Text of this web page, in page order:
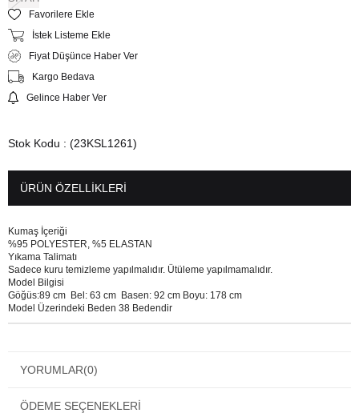
Favorilere Ekle
İstek Listeme Ekle
Fiyat Düşünce Haber Ver
Kargo Bedava
Gelince Haber Ver
Stok Kodu (23KSL1261)
ÜRÜN ÖZELLIKLERI
Kumaş İçeriği
%95 POLYESTER, %5 ELASTAN
Yıkama Talimatı
Sadece kuru temizleme yapılmalıdır. Ütüleme yapılmamalıdır.
Model Bilgisi
Göğüs:89 cm Bel: 63 cm Basen: 92 cm Boyu: 178 cm
Model Üzerindeki Beden 38 Bedendir
YORUMLAR(0)
ÖDEME SEÇENEKLERI